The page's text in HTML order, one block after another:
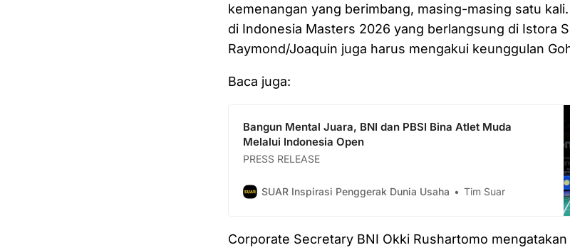
kemenangan yang berimbang, masing-masing satu
di Indonesia Masters 2026 yang berlangsung di Istora
Raymond/Joaquin juga harus mengakui keunggulan
Baca juga:
Bangun Mental Juara, BNI dan PBSI Bina Atlet Muda
Melalui Indonesia Open
PRESS RELEASE
SUAR Inspirasi Penggerak Dunia Usaha Tim Suar
Corporate Secretary BNI Okki Rushartomo